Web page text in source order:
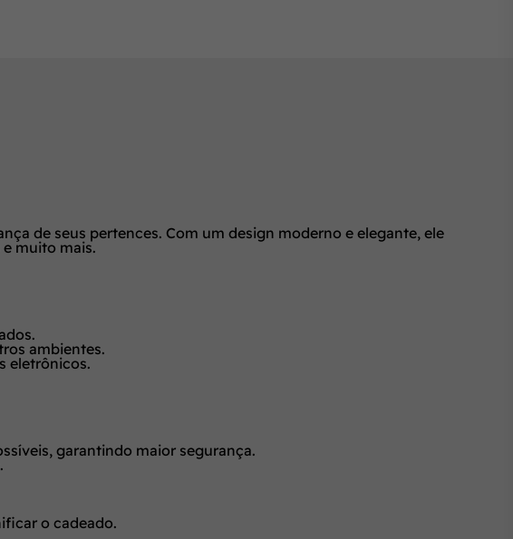
de seus pertences. Com um design moderno e elegante, ele
muito mais.
ambientes.
eletrônicos.
garantindo maior segurança.
o cadeado.